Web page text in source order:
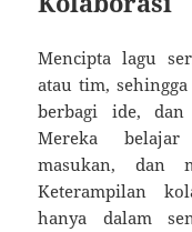
Mencipta lagu
atau tim,
berbagi ide, dan
Mereka belajar
masukan, dan
Keterampilan
hanya dalam